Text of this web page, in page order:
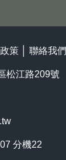
策 聯絡我們
松江路209號
分機22